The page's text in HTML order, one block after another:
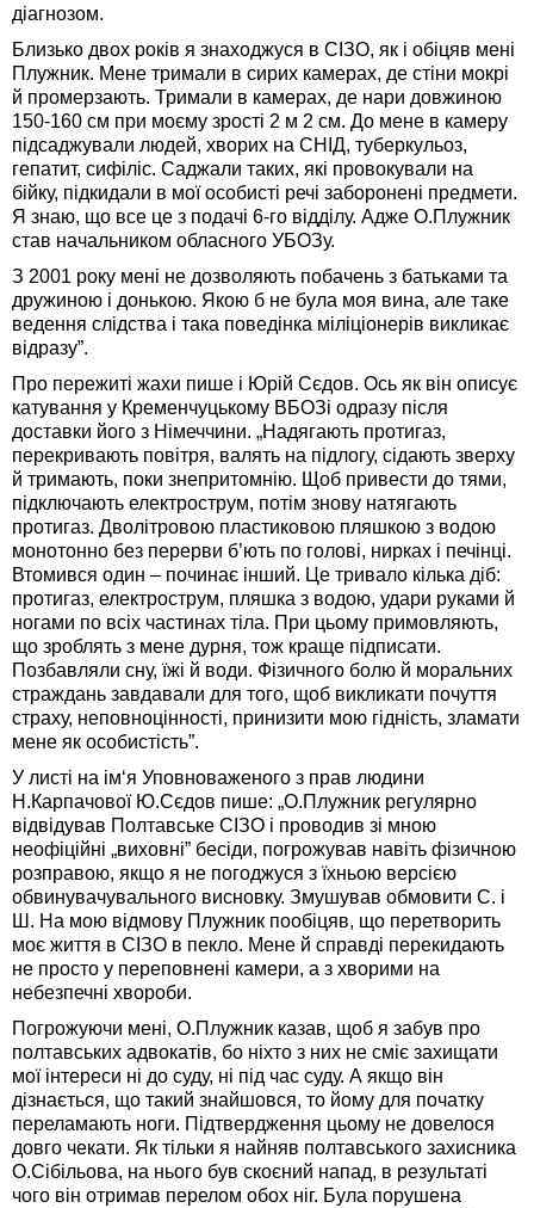
діагнозом.
Близько двох років я знаходжуся в СІЗО, як і обіцяв мені
Плужник. Мене тримали в сирих камерах, де стіни мокрі
й промерзають. Тримали в камерах, де нари довжиною
150-160 см при моєму зрості 2 м 2 см. До мене в камеру
підсаджували людей, хворих на СНІД, туберкульоз,
гепатит, сифіліс. Саджали таких, які провокували на
бійку, підкидали в мої особисті речі заборонені предмети.
Я знаю, що все це з подачі 6-го відділу. Адже О.Плужник
став начальником обласного УБОЗу.
З 2001 року мені не дозволяють побачень з батьками та
дружиною і донькою. Якою б не була моя вина, але таке
ведення слідства і така поведінка міліціонерів викликає
відразу”.
Про пережиті жахи пише і Юрій Сєдов. Ось як він описує
катування у Кременчуцькому ВБОЗі одразу після
доставки його з Німеччини. „Надягають протигаз,
перекривають повітря, валять на підлогу, сідають зверху
й тримають, поки знепритомнію. Щоб привести до тями,
підключають електрострум, потім знову натягають
протигаз. Дволітровою пластиковою пляшкою з водою
монотонно без перерви б’ють по голові, нирках і печінці.
Втомився один – починає інший. Це тривало кілька діб:
протигаз, електрострум, пляшка з водою, удари руками й
ногами по всіх частинах тіла. При цьому примовляють,
що зроблять з мене дурня, тож краще підписати.
Позбавляли сну, їжі й води. Фізичного болю й моральних
страждань завдавали для того, щоб викликати почуття
страху, неповноцінності, принизити мою гідність, зламати
мене як особистість”.
У листі на ім‘я Уповноваженого з прав людини
Н.Карпачової Ю.Сєдов пише: „О.Плужник регулярно
відвідував Полтавське СІЗО і проводив зі мною
неофіційні „виховні” бесіди, погрожував навіть фізичною
розправою, якщо я не погоджуся з їхньою версією
обвинувачувального висновку. Змушував обмовити С. і
Ш. На мою відмову Плужник пообіцяв, що перетворить
моє життя в СІЗО в пекло. Мене й справді перекидають
не просто у переповнені камери, а з хворими на
небезпечні хвороби.
Погрожуючи мені, О.Плужник казав, щоб я забув про
полтавських адвокатів, бо ніхто з них не сміє захищати
мої інтереси ні до суду, ні під час суду. А якщо він
дізнається, що такий знайшовся, то йому для початку
переламають ноги. Підтвердження цьому не довелося
довго чекати. Як тільки я найняв полтавського захисника
О.Сібільова, на нього був скоєний напад, в результаті
чого він отримав перелом обох ніг. Була порушена